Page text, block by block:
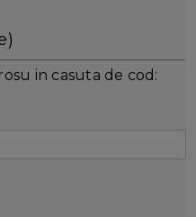
in casuta de cod: